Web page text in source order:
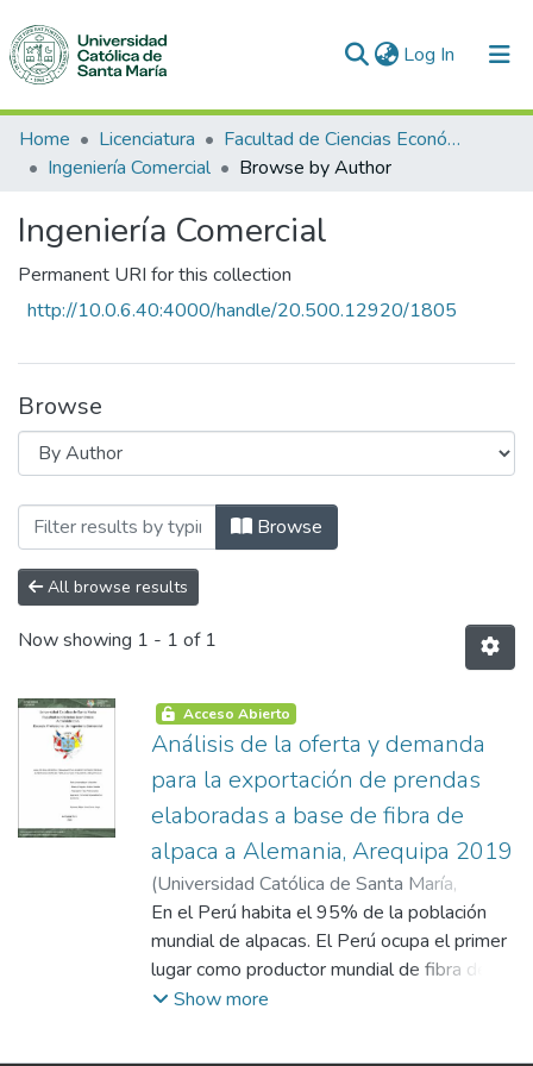
Log In (current)
Communities & Collections
All of DSpace
Home Licenciatura
Facultad de Ciencias Económico Administrativas
Ingeniería Comercial
Browse by Author
Ingeniería Comercial
Permanent URI for this collection
http://10.0.6.40:4000/handle/20.500.12920/1805
Browse
Browsing Ingeniería Comercial by
Browse
All browse results
Now showing 1 - 1 of 1
Acceso Abierto
Análisis de la oferta y demanda
para la exportación de prendas
elaboradas a base de fibra de
alpaca a Alemania, Arequipa 2019
(Universidad Católica de Santa María,
2020-09-17)Alvarez Coaguila, Andrea
Daniela
En el Perú habita el 95% de la población
mundial de alpacas. El Perú ocupa el primer
lugar como productor mundial de fibra de
alpaca, debido a que produce el 80% del
Show more